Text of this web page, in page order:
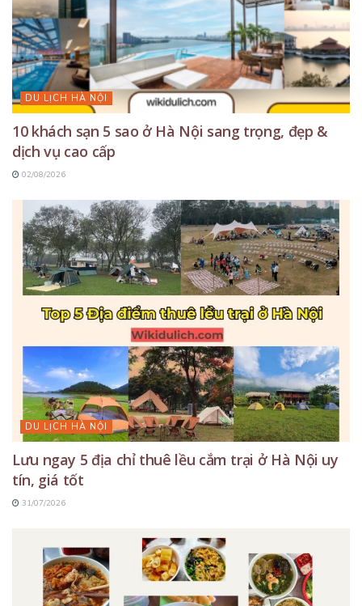
DU LỊCH HÀ NỘI
10 khách sạn 5 sao ở Hà Nội sang trọng, đẹp &
dịch vụ cao cấp
02/08/2026
DU LỊCH HÀ NỘI
Lưu ngay 5 địa chỉ thuê lều cắm trại ở Hà Nội uy
tín, giá tốt
31/07/2026